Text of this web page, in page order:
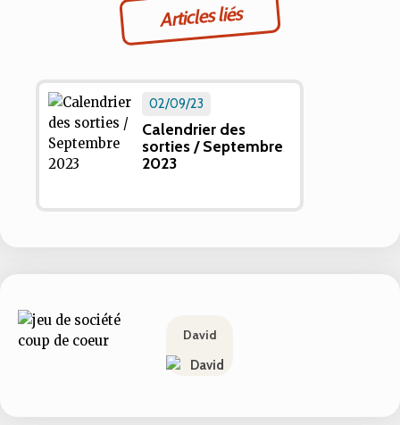
Articles liés
02/09/23
Calendrier des
sorties / Septembre
2023
David